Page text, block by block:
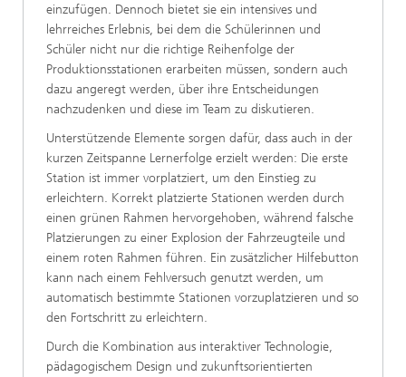
einzufügen. Dennoch bietet sie ein intensives und
lehrreiches Erlebnis, bei dem die Schülerinnen und
Schüler nicht nur die richtige Reihenfolge der
Produktionsstationen erarbeiten müssen, sondern auch
dazu angeregt werden, über ihre Entscheidungen
nachzudenken und diese im Team zu diskutieren.
Unterstützende Elemente sorgen dafür, dass auch in der
kurzen Zeitspanne Lernerfolge erzielt werden: Die erste
Station ist immer vorplatziert, um den Einstieg zu
erleichtern. Korrekt platzierte Stationen werden durch
einen grünen Rahmen hervorgehoben, während falsche
Platzierungen zu einer Explosion der Fahrzeugteile und
einem roten Rahmen führen. Ein zusätzlicher Hilfebutton
kann nach einem Fehlversuch genutzt werden, um
automatisch bestimmte Stationen vorzuplatzieren und so
den Fortschritt zu erleichtern.
Durch die Kombination aus interaktiver Technologie,
pädagogischem Design und zukunftsorientierten